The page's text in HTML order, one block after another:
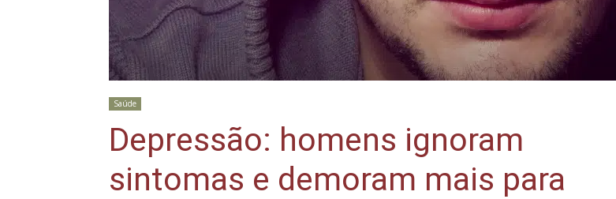
Saúde
Depressão: homens ignoram
sintomas e demoram mais para